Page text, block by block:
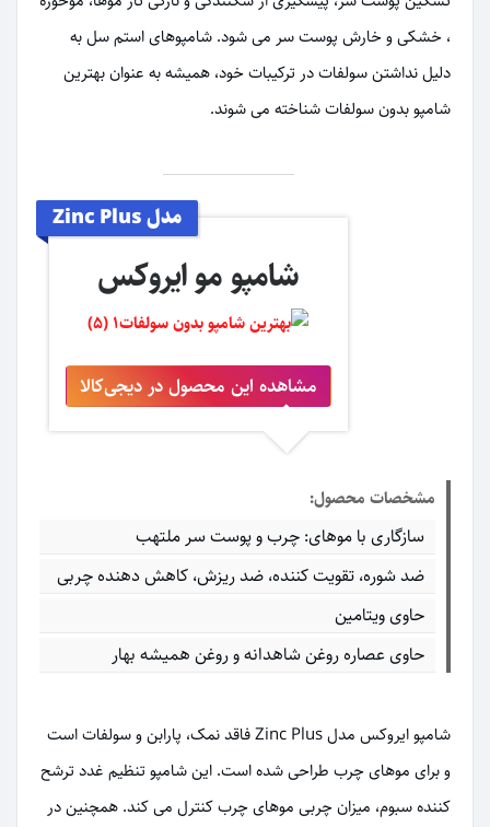
، خشکی و خارش پوست سر می شود. شامپوهای استم سل به
دلیل نداشتن سولفات در ترکیبات خود، همیشه به عنوان بهترین
شامپو بدون سولفات شناخته می شوند.
مدل Zinc Plus
شامپو مو ایروکس
مشاهده این محصول در دیجی‌کالا
مشخصات محصول:
سازگاری با موهای: چرب و پوست سر ملتهب
ضد شوره، تقویت کننده، ضد ریزش، کاهش دهنده چربی
حاوی ویتامین
حاوی عصاره روغن شاهدانه و روغن همیشه بهار
شامپو ایروکس مدل Zinc Plus فاقد نمک، پارابن و سولفات است
و برای موهای چرب طراحی شده است. این شامپو تنظیم غدد ترشح
کننده سبوم، میزان چربی موهای چرب کنترل می کند. همچنین در